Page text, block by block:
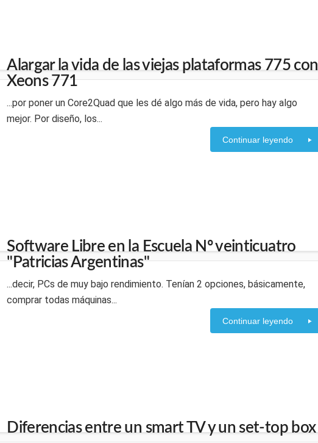
Alargar la vida de las viejas plataformas 775 con
Xeons 771
...por poner un Core2Quad que les dé algo más de vida, pero hay algo
mejor. Por diseño, los...
Continuar leyendo
Software Libre en la Escuela Nº veinticuatro
"Patricias Argentinas"
...decir, PCs de muy bajo rendimiento. Tenían 2 opciones, básicamente,
comprar todas máquinas...
Continuar leyendo
Diferencias entre un smart TV y un set-top box